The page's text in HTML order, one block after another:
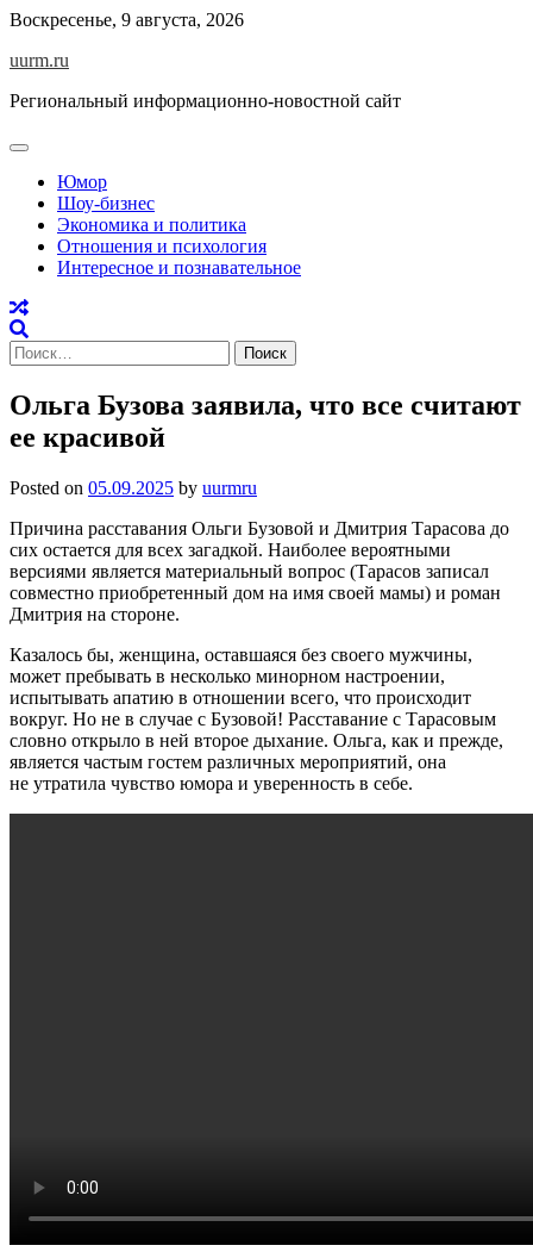
Skip
content
Воскресенье, 9 августа, 2026
uurm.ru
Региональный информационно-новостной сайт
Юмор
Шоу-бизнес
Экономика и политика
Отношения и психология
Интересное и познавательное
Найти:
Ольга Бузова заявила, что все считают
ее красивой
Posted on 05.09.2025 by uurmru
Причина расставания Ольги Бузовой и Дмитрия Тарасова до
сих остается для всех загадкой. Наиболее вероятными
версиями является материальный вопрос (Тарасов записал
совместно приобретенный дом на имя своей мамы) и роман
Дмитрия на стороне.
Казалось бы, женщина, оставшаяся без своего мужчины,
может пребывать в несколько минорном настроении,
испытывать апатию в отношении всего, что происходит
вокруг. Но не в случае с Бузовой! Расставание с Тарасовым
словно открыло в ней второе дыхание. Ольга, как и прежде,
является частым гостем различных мероприятий, она
не утратила чувство юмора и уверенность в себе.